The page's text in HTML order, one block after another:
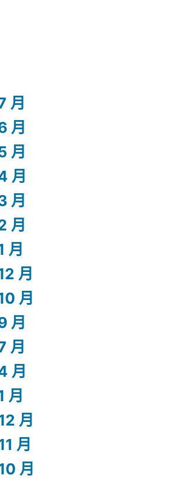
月
月
月
月
月
月
月
月
月
月
月
月
月
月
月
月